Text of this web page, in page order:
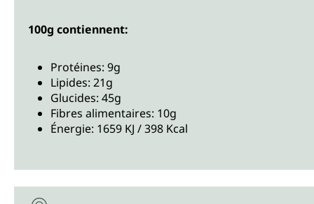
100g contiennent:
Protéines: 9g
Lipides: 21g
Glucides: 45g
Fibres alimentaires: 10g
Énergie: 1659 KJ / 398 Kcal